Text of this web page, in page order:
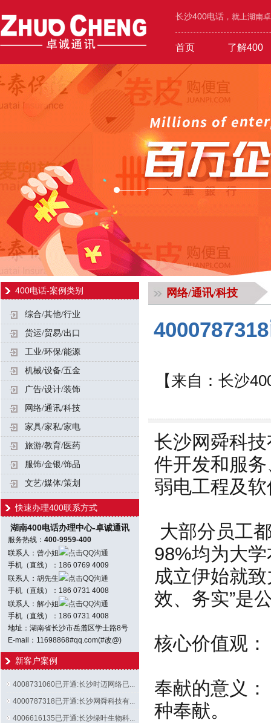
长沙400电话 ，就上湖南
首页 了解400
400价值 400功能
600元年套餐
工业/环保/能源 机械/设备/五金
400电话-案例类别
综合/其他/行业
货运/贸易/出口
工业/环保/能源
机械/设备/五金
广告/设计/装饰
网络/通讯/科技
家具/家私/家电
旅游/教育/医药
服饰/金银/饰品
文艺/媒体/策划
快速办理400联系方式
湖南400电话办理中心-卓诚通讯
服务热线： 400-9959-400
联系人：曾小姐
点击QQ沟通
手机（直线）：186 0769 4009
联系人：胡先生
点击QQ沟通
手机（直线）：186 0731 4008
联系人：解小姐
点击QQ沟通
手机（直线）：186 0731 4008
地址：湖南省长沙市岳麓区学士路8号
E-mail：11698868#qq.com(#改@)
新客户案例
4008731060已开通:长沙时迈网络已...
4000787318已开通:长沙网舜科技有...
4006616135已开通:长沙绿叶生物科...
网络/通讯/科技
【来自：长沙
长沙网舜科
件开发和服
弱电工程及
大部分员工
98%均为大
成立伊始就
效、务实”是
核心价值观
奉献的意义
种奉献。